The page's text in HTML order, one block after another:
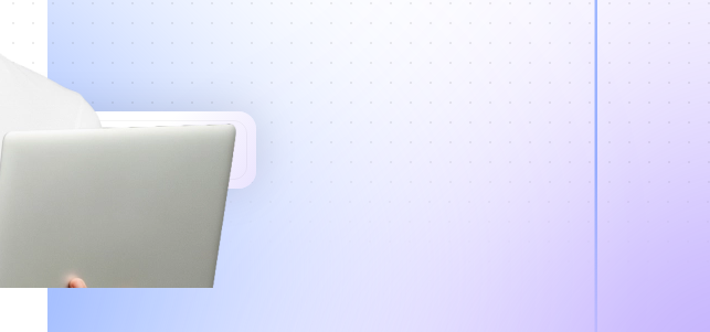
متاح!